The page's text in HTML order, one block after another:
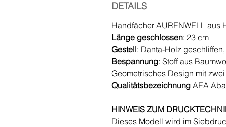
DETAILS
Handfächer AURENWELL aus
Länge geschlossen: 23 cm
Gestell: Danta-Holz
Bespannung: Stoff aus
Geometrisches Design mit
Qualitätsbezeichnung AEA
HINWEIS ZUM
Dieses Modell wird im